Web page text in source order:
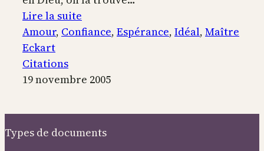
Lire la suite
L’amour
Amour, Confiance, Espérance, Idéal, Maître
Eckart
Citations
19 novembre 2005
Types de documents